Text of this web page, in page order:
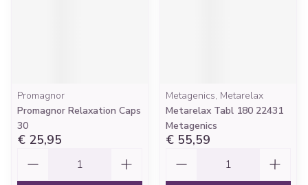
Promagnor
Promagnor Relaxation Caps
30
€ 25,95
Metagenics, Metarelax
Metarelax Tabl 180 22431
Metagenics
€ 55,59